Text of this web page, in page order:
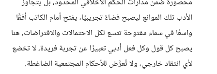
الأدب تلك الموانع ليصبح فضاءً تجريبيًا، يفتح أمام الكاتب أفقًا
واسعًا في سماء مفتوحة تتسع لكل الاحتمالات والافتراضات، هنا
يصبح كل قول وكل فعل أدبي تعبيرًا عن تجربة فريدة، لا تخضع
لأي انتقاد خارجي، ولا تُعرَّض للأحكام المجتمعية الضاغطة.